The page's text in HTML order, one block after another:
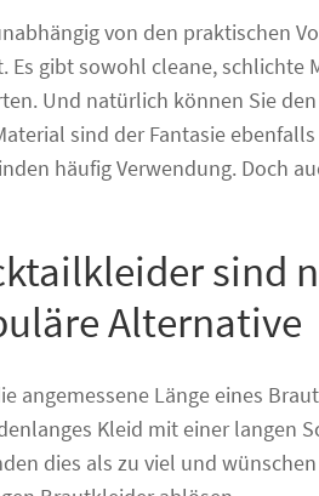
von den praktischen
Es gibt sowohl cleane, schlichte
Und natürlich können Sie
sind der Fantasie
häufig Verwendung. Doch
sind
Alternative
angemessene Länge eines
Kleid mit einer langen
dies als zu viel und